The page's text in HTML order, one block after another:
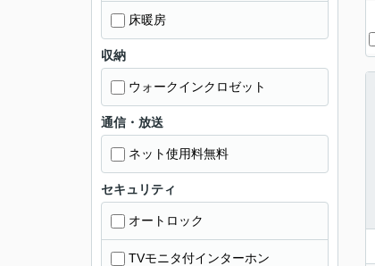
床暖房
収納
ウォークインクロゼット
通信・放送
ネット使用料無料
セキュリティ
オートロック
TVモニタ付インターホン